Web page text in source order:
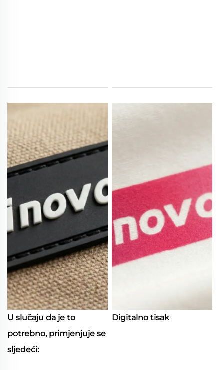
U slučaju da je to
potrebno, primjenjuje se
sljedeći:
Digitalno tisak